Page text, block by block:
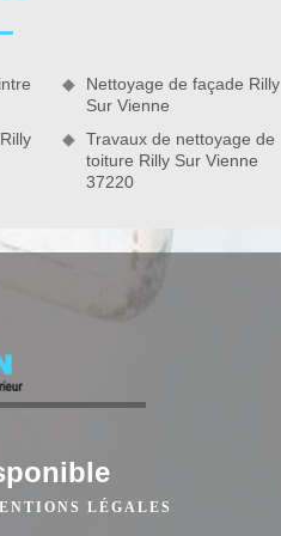
décoration
Nettoyage de façade Rilly
Sur Vienne
Travaux de nettoyage de
toiture Rilly Sur Vienne
LÉGALES